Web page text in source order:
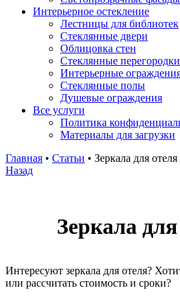
Интерьерное остекление
Лестницы для библиотек
Стеклянные двери
Облицовка стен
Стеклянные перегородки
Интерьерные
Стеклянные полы
Душевые ограждения
Все услуги
Политика
Материалы для загрузки
Главная • Статьи • Зеркала для отеля
Назад
Зеркала
Интересуют зеркала для отеля?
или рассчитать стоимость и сроки?